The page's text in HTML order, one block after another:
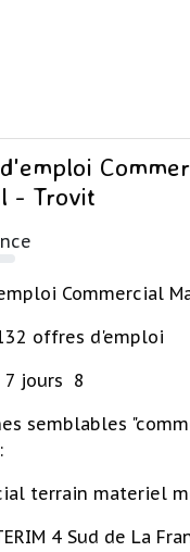
- Trovit
Commercial
offres d'emploi
7 jours 8
semblables
terrain materiel
4 Sud de La